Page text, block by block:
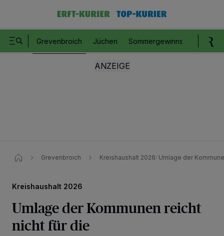
Grevenbroich Jüchen Sommergewinnspiel
Grevenbroich Kreishaushalt 2026: Umlage der
Kreishaushalt 2026
Umlage der Kommunen reicht
nicht für die